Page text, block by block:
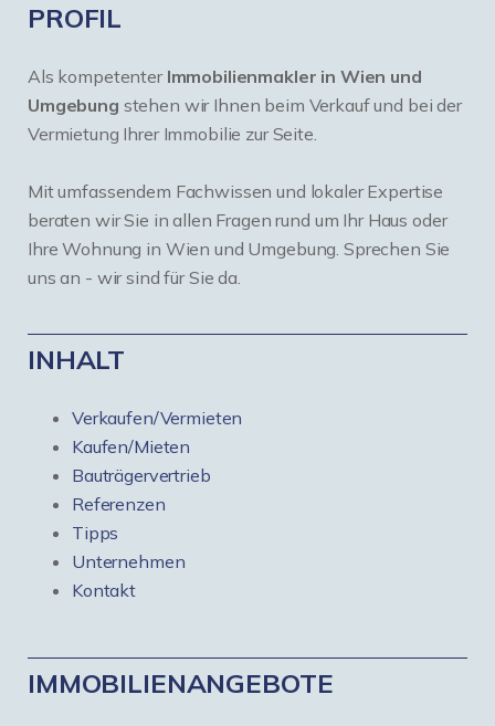
PROFIL
Als kompetenter Immobilienmakler in Wien und
Umgebung stehen wir Ihnen beim Verkauf und bei der
Vermietung Ihrer Immobilie zur Seite.
Mit umfassendem Fachwissen und lokaler Expertise
beraten wir Sie in allen Fragen rund um Ihr Haus oder
Ihre Wohnung in Wien und Umgebung. Sprechen Sie
uns an - wir sind für Sie da.
INHALT
Verkaufen/Vermieten
Kaufen/Mieten
Bauträgervertrieb
Referenzen
Tipps
Unternehmen
Kontakt
IMMOBILIENANGEBOTE